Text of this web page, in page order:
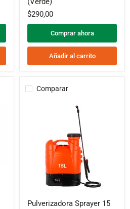
x
2
lt.
(Verde)
$290,00
Comprar ahora
Añadir al carrito
Comparar
Sprayer
Pulverizadora Sprayer 15